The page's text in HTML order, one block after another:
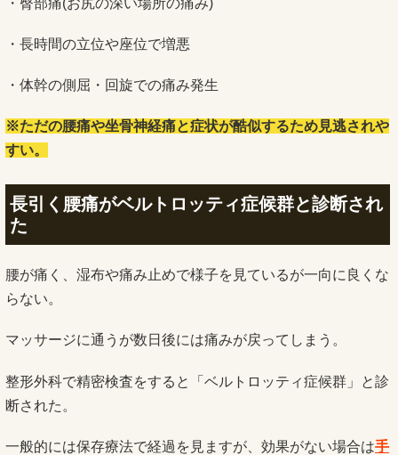
・長時間の立位や座位で増悪
・体幹の側屈・回旋での痛み発生
※ただの腰痛や坐骨神経痛と症状が酷似するため見逃されや
すい。
長引く腰痛がベルトロッティ症候群と診断され
た
腰が痛く、湿布や痛み止めで様子を見ているが一向に良くな
らない。
マッサージに通うが数日後には痛みが戻ってしまう。
整形外科で精密検査をすると「ベルトロッティ症候群」と診
断された。
一般的には保存療法で経過を見ますが、効果がない場合は手